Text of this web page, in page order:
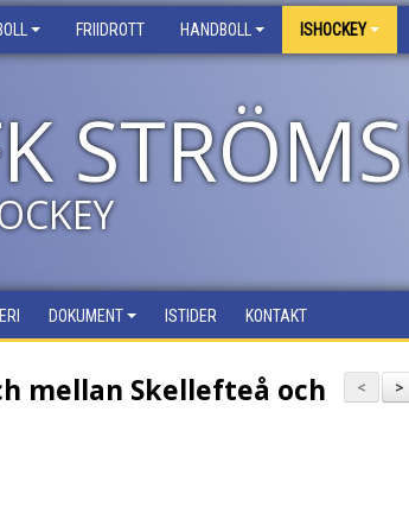
FRIIDROTT HANDBOLL ISHOCKEY
DOKUMENT ISTIDER KONTAKT
>
<
mellan Skellefteå och